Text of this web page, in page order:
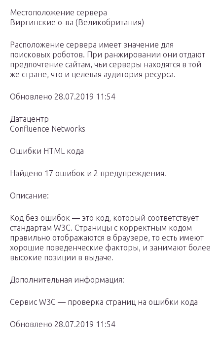
Местоположение сервера
Виргинские о-ва (Великобритания)
Расположение сервера имеет значение для
поисковых роботов. При ранжировании они отдают
предпочтение сайтам, чьи серверы находятся в той
же стране, что и целевая аудитория ресурса.
Обновлено 28.07.2019 11:54
Датацентр
Confluence Networks
Ошибки HTML кода
Найдено 17 ошибок и 2 предупреждения.
Описание:
Код без ошибок — это код, который соответствует
стандартам W3C. Страницы с корректным кодом
правильно отображаются в браузере, то есть имеют
хорошие поведенческие факторы, и занимают более
высокие позиции в выдаче.
Дополнительная информация:
Сервис W3C — проверка страниц на ошибки кода
Обновлено 28.07.2019 11:54